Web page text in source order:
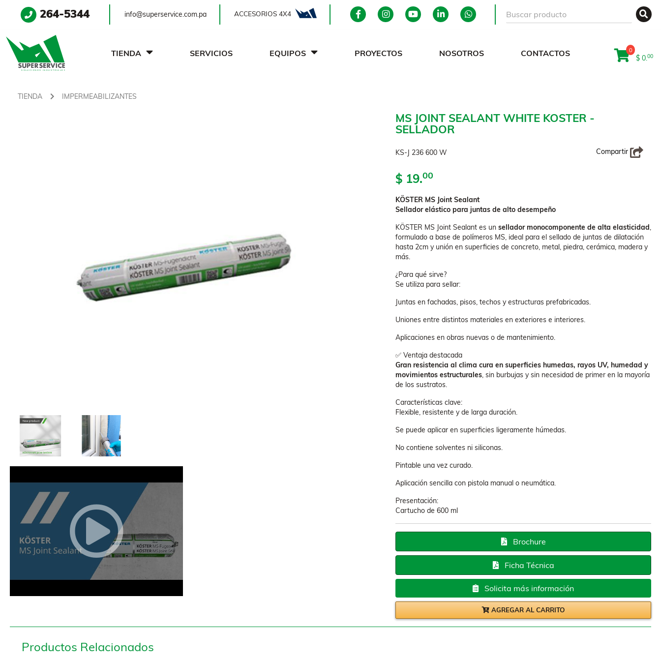
264-5344 info@superservice.com.pa ACCESORIOS 4X4
0
$ 0.00
TIENDA SERVICIOS EQUIPOS PROYECTOS NOSOTROS CONTACTOS
TIENDA IMPERMEABILIZANTES
MS JOINT SEALANT WHITE KOSTER -
SELLADOR
KOSTER - SELLADOR
KS-J 236 600 W Compartir
$ 19.00
KÖSTER MS Joint Sealant
Sellador elástico para juntas de alto desempeño
KÖSTER MS Joint Sealant es un sellador monocomponente de alta elasticidad,
formulado a base de polímeros MS, ideal para el sellado de juntas de dilatación
hasta 2cm y unión en superficies de concreto, metal, piedra, cerámica, madera y
más.
¿Para qué sirve?
Se utiliza para sellar:
Juntas en fachadas, pisos, techos y estructuras prefabricadas.
Uniones entre distintos materiales en exteriores e interiores.
Aplicaciones en obras nuevas o de mantenimiento.
✅ Ventaja destacada
Gran resistencia al clima cura en superficies humedas, rayos UV, humedad y
movimientos estructurales, sin burbujas y sin necesidad de primer en la mayoría
de los sustratos.
Características clave:
Flexible, resistente y de larga duración.
Se puede aplicar en superficies ligeramente húmedas.
No contiene solventes ni siliconas.
Pintable una vez curado.
Aplicación sencilla con pistola manual o neumática.
Presentación:
Cartucho de 600 ml
Brochure
Ficha Técnica
Solicita más información
AGREGAR AL CARRITO
Productos Relacionados